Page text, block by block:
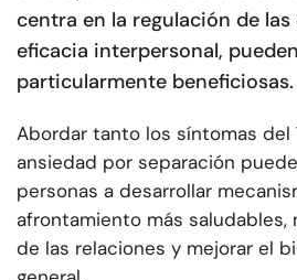
centra en la regulación de
eficacia interpersonal,
particularmente beneficiosas.
Abordar tanto los síntomas del
ansiedad por separación
personas a desarrollar
afrontamiento más saludables,
de las relaciones y mejorar el